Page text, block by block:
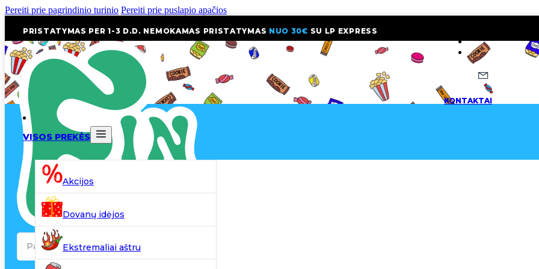
Pereiti prie pagrindinio turinio Pereiti prie puslapio apačios
PRISTATYMAS PER 1-3 D.D. NEMOKAMAS PRISTATYMAS NUO 30€ SU LP EXPRESS
KONTAKTAI
Search
VISOS PREKĖS
Akcijos
Dovanų idėjos
Ekstremaliai aštru